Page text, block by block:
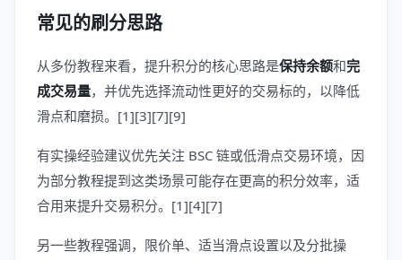
常见的刷分思路
从多份教程来看，提升积分的核心思路是保持余额和完
成交易量，并优先选择流动性更好的交易标的，以降低
滑点和磨损。[1][3][7][9]
有实操经验建议优先关注 BSC 链或低滑点交易环境，因
为部分教程提到这类场景可能存在更高的积分效率，适
合用来提升交易积分。[1][4][7]
另一些教程强调，限价单、适当滑点设置以及分批操